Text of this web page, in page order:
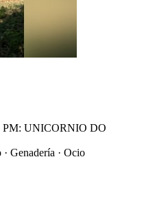
UNICORNIO DO
Genadería · Ocio